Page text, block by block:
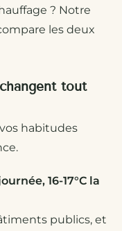
? Notre
les deux
tout
habitudes
16-17°C la
publics, et